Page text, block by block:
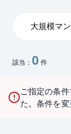
該当： 0 件
ご指定の条
た。条件を